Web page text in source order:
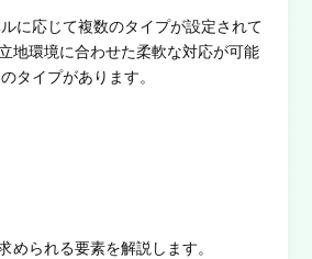
に応じて複数のタイプが設定されて
地環境に合わせた柔軟な対応が可能
タイプがあります。
められる要素を解説します。